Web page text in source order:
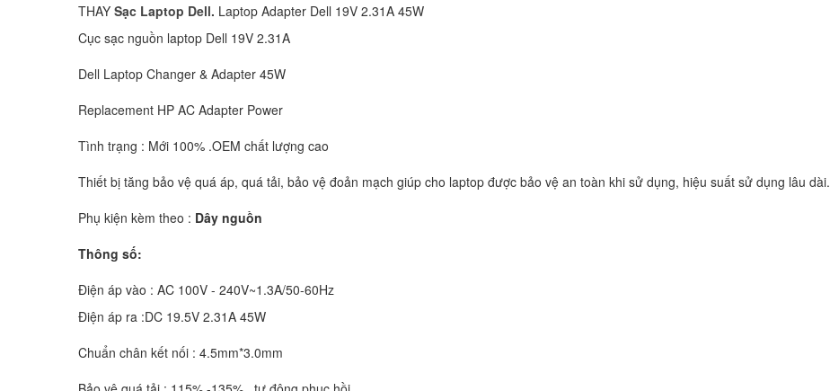
Sạc Adapter Laptop Dell
Latitude 14 5480
THAY Sạc Laptop Dell. Laptop Adapter Dell 19V 2.31A 45W
Cục sạc nguồn laptop Dell 19V 2.31A
Dell Laptop Changer & Adapter 45W
Replacement HP AC Adapter Power
Tình trạng : Mới 100% .OEM chất lượng cao
Thiết bị tăng bảo vệ quá áp, quá tải, bảo vệ đoản mạch giúp cho laptop được bảo vệ an toàn khi sử dụng, hiệu suất sử dụng lâu dài.
Phụ kiện kèm theo : Dây nguồn
Thông số:
Điện áp vào : AC 100V - 240V~1.3A/50-60Hz
Điện áp ra :DC 19.5V 2.31A 45W
Chuẩn chân kết nối : 4.5mm*3.0mm